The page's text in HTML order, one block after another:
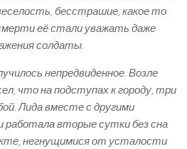
бесстрашие, какое ­то
её стали уважать даже
солдаты.
непредвиденное. Возле
что на подступах к городу, три
Лида вместе с другими
работала вторые сутки без сна
негнущимися от усталости